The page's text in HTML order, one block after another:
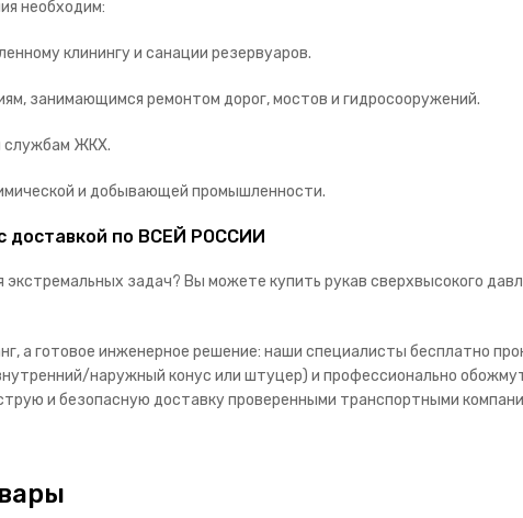
необходим:
клинингу и санации резервуаров.
занимающимся ремонтом дорог, мостов и гидросооружений.
службам ЖКХ.
и добывающей промышленности.
доставкой по ВСЕЙ РОССИИ
задач? Вы можете купить рукав сверхвысокого
а готовое инженерное решение: наши специалисты бесплатно
наружный конус или штуцер) и профессионально
и безопасную доставку проверенными транспортными